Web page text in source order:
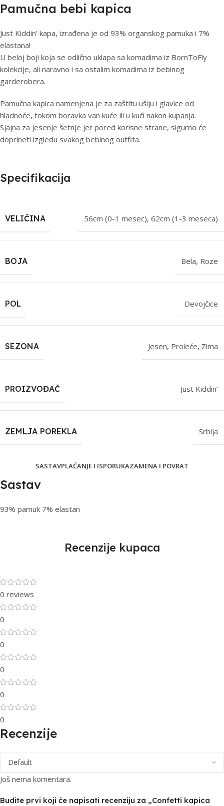
Pamučna bebi kapica
Just Kiddin’ kapa, izrađena je od 93% organskog pamuka i 7%
elastana!
U beloj boji koja se odlično uklapa sa komadima iz BornToFly
kolekcije, ali naravno i sa ostalim komadima iz bebinog
garderobera.
Pamučna kapica namenjena je za zaštitu ušiju i glavice od
hladnoće, tokom boravka van kuće ili u kući nakon kupanja.
Sjajna za jesenje šetnje jer pored korisne strane, sigurno će
doprineti izgledu svakog bebinog outfita.
Specifikacija
VELIČINA 56cm (0-1 mesec), 62cm (1-3 meseca)
BOJA Bela, Roze
POL Devojčice
SEZONA Jesen, Proleće, Zima
PROIZVOĐAČ Just Kiddin’
ZEMLJA POREKLA Srbija
SASTAVPLAĆANJE I ISPORUKAZAMENA I POVRAT
Sastav
93% pamuk 7% elastan
Recenzije kupaca
0 reviews
0
0
0
0
0
Recenzije
Još nema komentara.
Budite prvi koji će napisati recenziju za „Confetti kapica